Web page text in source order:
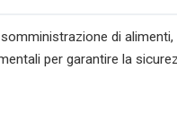
di
per garantire la